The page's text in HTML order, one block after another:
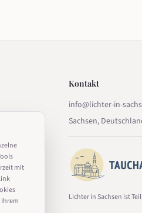
Kontakt
info@lichter-in-
Sachsen,
Lichter in Sachsen ist
mit